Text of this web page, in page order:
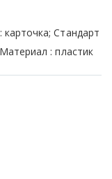
Стандарт
: пластик